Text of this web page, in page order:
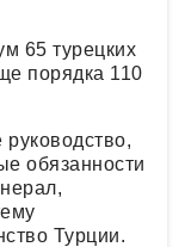
65 турецких
порядка 110
руководство,
обязанности
Турции.